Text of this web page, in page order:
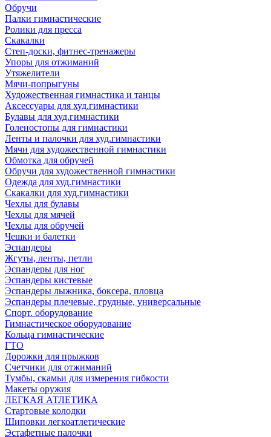
Обручи
Палки гимнастические
Ролики для пресса
Скакалки
Степ-доски, фитнес-тренажеры
Упоры для отжиманий
Утяжелители
Мячи-попрыгуны
Художественная гимнастика и танцы
Аксессуары для худ.гимнастики
Булавы для худ.гимнастики
Голеностопы для гимнастики
Ленты и палочки для худ.гимнастики
Мячи для художественной гимнастики
Обмотка для обручей
Обручи для художественной гимнастики
Одежда для худ.гимнастики
Скакалки для худ.гимнастики
Чехлы для булавы
Чехлы для мячей
Чехлы для обручей
Чешки и балетки
Эспандеры
Жгуты, ленты, петли
Эспандеры для ног
Эспандеры кистевые
Эспандеры лыжника, боксера, пловца
Эспандеры плечевые, грудные, универсальные
Спорт. оборудование
Гимнастическое оборудование
Кольца гимнастические
ГТО
Дорожки для прыжков
Счетчики для отжиманий
Тумбы, скамьи для измерения гибкости
Макеты оружия
ЛЕГКАЯ АТЛЕТИКА
Стартовые колодки
Шиповки легкоатлетические
Эстафетные палочки